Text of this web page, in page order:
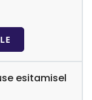
esitamisel